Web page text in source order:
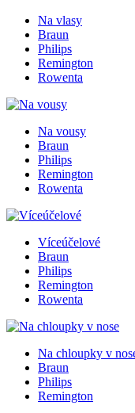
Na vlasy
Braun
Philips
Remington
Rowenta
Na vousy
Braun
Philips
Remington
Rowenta
Víceúčelové
Braun
Philips
Remington
Rowenta
Na chloupky v
Braun
Philips
Remington